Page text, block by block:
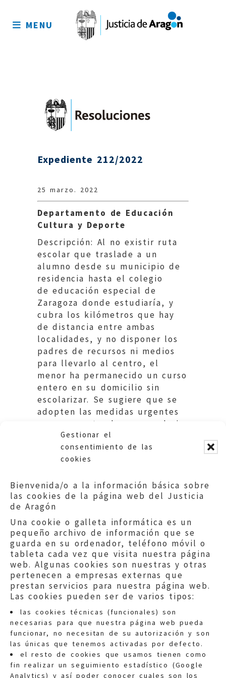
Gestionar el
consentimiento de las
cookies
Bienvenida/o a la información básica sobre
las cookies de la página web del Justicia
de Aragón
Una cookie o galleta informática es un
pequeño archivo de información que se
guarda en su ordenador, teléfono móvil o
tableta cada vez que visita nuestra página
web. Algunas cookies son nuestras y otras
pertenecen a empresas externas que
prestan servicios para nuestra página web.
Las cookies pueden ser de varios tipos:
las cookies técnicas (funcionales) son
necesarias para que nuestra página web pueda
funcionar, no necesitan de su autorización y son
las únicas que tenemos activadas por defecto.
el resto de cookies que usamos tienen como
fin realizar un seguimiento estadístico (Google
Analytics) y así poder conocer cuales son los
sitio
MENU
Expediente 212/2022
25 marzo. 2022
Departamento de Educación
Cultura y Deporte
Descripción: Al no existir ruta
escolar que traslade a un
alumno desde su municipio de
residencia hasta el colegio
de educación especial de
Zaragoza donde estudiaría, y
cubra los kilómetros que hay
de distancia entre ambas
localidades, y no disponer los
padres de recursos ni medios
para llevarlo al centro, el
menor ha permanecido un curso
entero en su domicilio sin
escolarizar. Se sugiere que se
adopten las medidas urgentes
para que este alumno pueda ir
al colegio .
Quejas:quejas@eljusticiadearagon.es
Información general: